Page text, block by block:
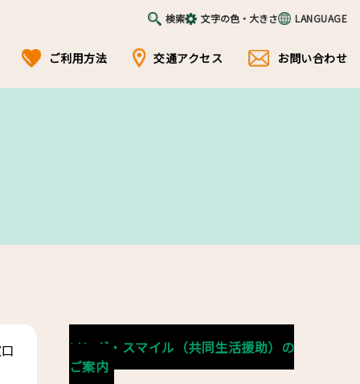
検索 文字の色・大きさ LANGUAGE
ご利用方法 交通アクセス お問い合わせ
ソング・スマイル（共同生活援助）の
ご案内